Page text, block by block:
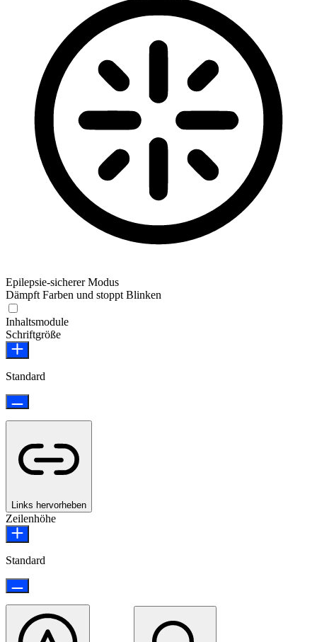
Epilepsie-sicherer Modus
Dämpft Farben und stoppt Blinken
Inhaltsmodule
Schriftgröße
Standard
Links hervorheben
Zeilenhöhe
Standard